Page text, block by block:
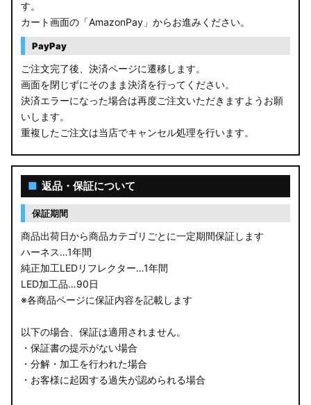
す。
カート画面の「AmazonPay」からお進みください。
PayPay
ご注文完了後、決済ページに遷移します。
画面を閉じずにそのまま決済を行ってください。
決済エラーになった場合は再度ご注文いただきますようお願
いします。
重複したご注文は当店でキャンセル処理を行います。
■ 返品・保証について
保証期間
商品出荷日から商品カテゴリごとに一定期間保証します
ハーネス…1年間
純正加工LEDリフレクター…1年間
LED加工品…90日
※各商品ページに保証内容を記載します
以下の場合、保証は適用されません。
・保証書の提示がない場合
・分解・加工を行われた場合
・お客様に起因する過失が認められる場合